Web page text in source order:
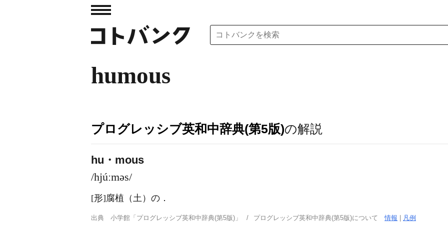
humous
プログレッシブ英和中辞典(第5版)の解説
hu・mous
/hjúːməs/
[形]腐植（土）の ．
出典 小学館「プログレッシブ英和中辞典(第5版)」 プログレッシブ英和中辞典(第5版)について情報 凡例